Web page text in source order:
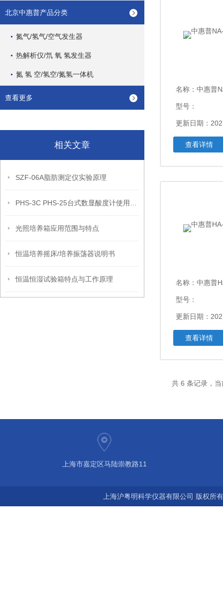
北京中惠普产品分类
氮气/氢气/空气发生器
热解析仪/氘 氧 氢发生器
氮 氢 空/氢空/氮氢一体机
查看更多
相关文章
SZF-06A脂肪测定仪实验原理
光照培养箱应用范围与特点
恒温培养摇床/培养振荡器说明书
恒温恒湿试验箱特点与工作原理
名称： 中惠普
型号：
更新日期：
查看详情
名称： 中惠普
型号：
更新日期：
查看详情
共 6 条记录，
上海市嘉定区马陆崇教路11
上海沪粤明科学仪器有限公司 版权所